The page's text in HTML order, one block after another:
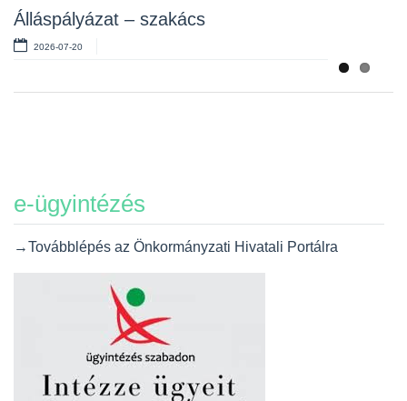
Álláspályázat – szakács
2026-07-20
e-ügyintézés
→Továbblépés az Önkormányzati Hivatali Portálra